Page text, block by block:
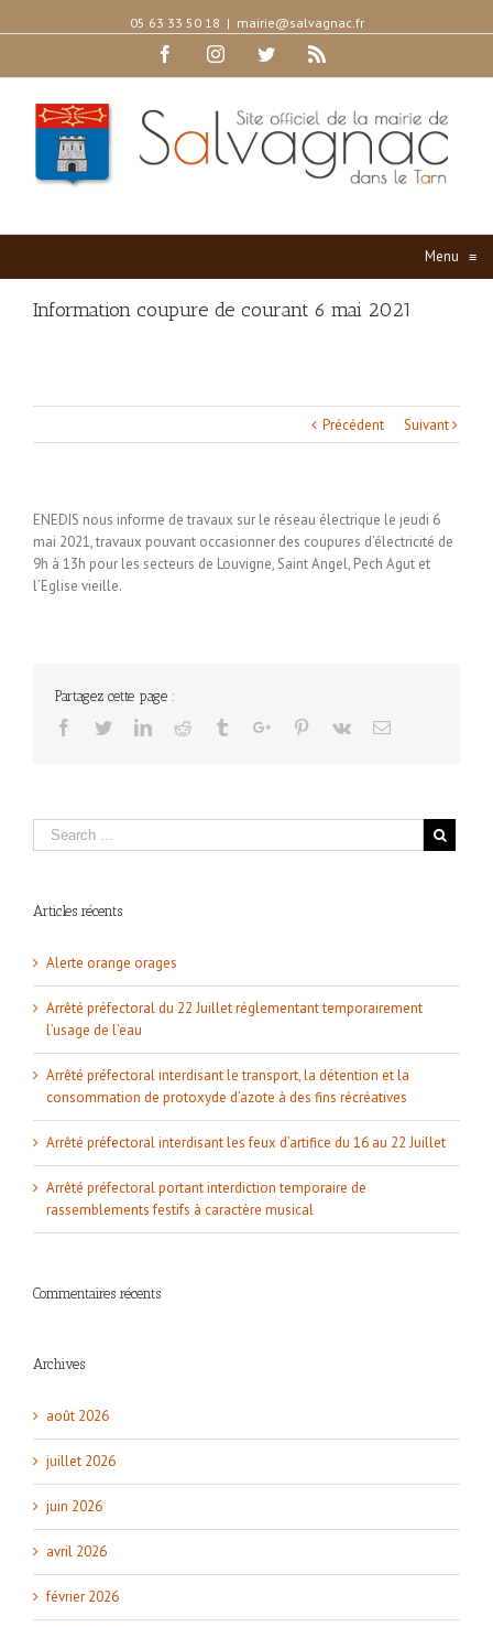
05 63 33 50 18 | mairie@salvagnac.fr
FacebookInstagramTwitter
Menu ≡
Information coupure de courant 6 mai 2021
Précédent Suivant
ENEDIS nous informe de travaux sur le réseau électrique le jeudi 6
mai 2021, travaux pouvant occasionner des coupures d’électricité de
9h à 13h pour les secteurs de Louvigne, Saint Angel, Pech Agut et
l’Eglise vieille.
Partagez cette page :
Facebook
TwitterLinkedinReddit TumblrGoogle+Pinterest
Vk Email
Articles récents
Alerte orange orages
Arrêté préfectoral du 22 Juillet réglementant temporairement
l’usage de l’eau
Arrêté préfectoral interdisant le transport, la détention et la
consommation de protoxyde d’azote à des fins récréatives
Arrêté préfectoral interdisant les feux d’artifice du 16 au 22 Juillet
Arrêté préfectoral portant interdiction temporaire de
rassemblements festifs à caractère musical
Commentaires récents
Archives
août 2026
juillet 2026
juin 2026
avril 2026
février 2026